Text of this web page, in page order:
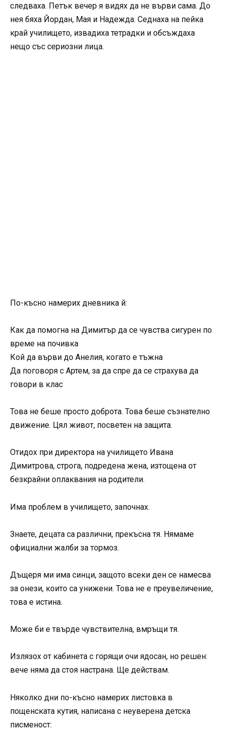
следваха. Петък вечер я видях да не върви сама. До
нея бяха Йордан, Мая и Надежда. Седнаха на пейка
край училището, извадиха тетрадки и обсъждаха
нещо със сериозни лица.
По-късно намерих дневника й:
Как да помогна на Димитър да се чувства сигурен по
време на почивка
Кой да върви до Анелия, когато е тъжна
Да поговоря с Артем, за да спре да се страхува да
говори в клас
Това не беше просто доброта. Това беше съзнателно
движение. Цял живот, посветен на защита.
Отидох при директора на училището Ивана
Димитрова, строгa, подредена жена, изтощена от
безкрайни оплаквания на родители.
Има проблем в училището, започнах.
Знаете, децата са различни, прекъсна тя. Нямаме
официални жалби за тормоз.
Дъщеря ми има синци, защото всеки ден се намесва
за онези, които са унижени. Това не е преувеличение,
това е истина.
Може би е твърде чувствителна, вмръщи тя.
Излязох от кабинета с горящи очи ядосан, но решен:
вече няма да стоя настрана. Ще действам.
Няколко дни по-късно намерих листовка в
пощенската кутия, написана с неуверена детска
писменост: